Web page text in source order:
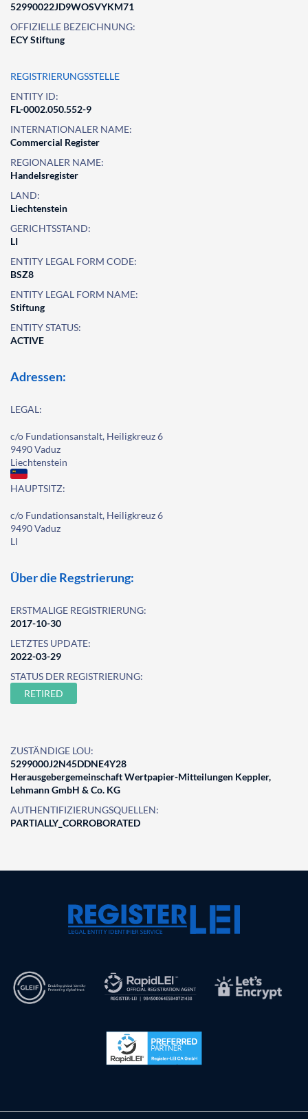
52990022JD9WOSVYKM71
OFFIZIELLE BEZEICHNUNG:
ECY Stiftung
REGISTRIERUNGSSTELLE
ENTITY ID:
FL-0002.050.552-9
INTERNATIONALER NAME:
Commercial Register
REGIONALER NAME:
Handelsregister
LAND:
Liechtenstein
GERICHTSSTAND:
LI
ENTITY LEGAL FORM CODE:
BSZ8
ENTITY LEGAL FORM NAME:
Stiftung
ENTITY STATUS:
ACTIVE
Adressen:
LEGAL:
c/o Fundationsanstalt, Heiligkreuz 6
9490 Vaduz
Liechtenstein
HAUPTSITZ:
c/o Fundationsanstalt, Heiligkreuz 6
9490 Vaduz
LI
Über die Regstrierung:
ERSTMALIGE REGISTRIERUNG:
2017-10-30
LETZTES UPDATE:
2022-03-29
STATUS DER REGISTRIERUNG:
RETIRED
ZUSTÄNDIGE LOU:
5299000J2N45DDNE4Y28
Herausgebergemeinschaft Wertpapier-Mitteilungen Keppler,
Lehmann GmbH & Co. KG
AUTHENTIFIZIERUNGSQUELLEN:
PARTIALLY_CORROBORATED